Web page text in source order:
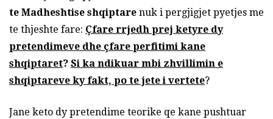
te Madheshtise shqiptare nuk i pergjigjet pyetjes me
te thjeshte fare: Çfare rrjedh prej ketyre dy
pretendimeve dhe çfare perfitimi kane
shqiptaret? Si ka ndikuar mbi zhvillimin e
shqiptareve ky fakt, po te jete i vertete?
Jane keto dy pretendime teorike qe kane pushtuar